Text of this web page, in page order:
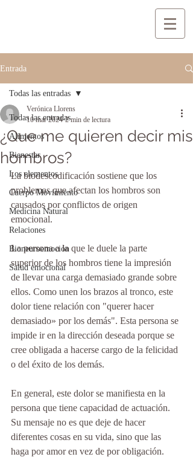
Entrada
Todas las entradas
Alimentos
Bienestar
Los elementos
Cuerpo Movimiento
Medicina Natural
Relaciones
Bioneuroemoción
Salud emocional
Todas las entradas
¿Que me quieren decir mis
hombros?
Verónica Llorens
10 mar 2024 2 min de lectura
La biodescodificación sostiene que los
problemas que afectan los hombros son
causados por conflictos de origen
emocional.
La persona a la que le duele la parte
superior de los hombros tiene la impresión
de llevar una carga demasiado grande sobre
ellos. Como unen los brazos al tronco, este
dolor tiene relación con "querer hacer
demasiado» por los demás". Esta persona se
impide ir en la dirección deseada porque se
cree obligada a hacerse cargo de la felicidad
o del éxito de los demás.
En general, este dolor se manifiesta en la
persona que tiene capacidad de actuación.
Su mensaje no es que deje de hacer
diferentes cosas en su vida, sino que las
haga por amor en vez de por obligación.